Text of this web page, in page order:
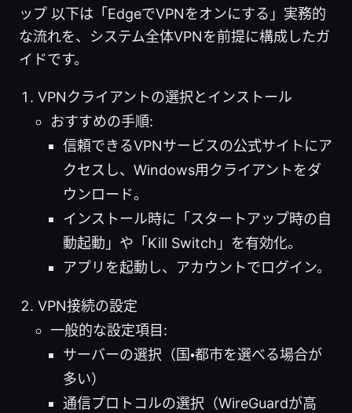
ップ 以下は「EdgeでVPNをオンにする」実務的
な流れを、システム全体VPNを前提に構成したガ
イドです。
VPNクライアントの選択とインストール
おすすめの手順:
信頼できるVPNサービスの公式サイトにア
クセスし、Windows用クライアントをダ
ウンロード。
インストール時に「スタートアップ時の自
動起動」や「Kill Switch」を有効化。
アプリを起動し、アカウントでログイン。
VPN接続の設定
一般的な設定項目:
サーバーの選択（国・都市を選べる場合が
多い）
通信プロトコルの選択（WireGuardが高